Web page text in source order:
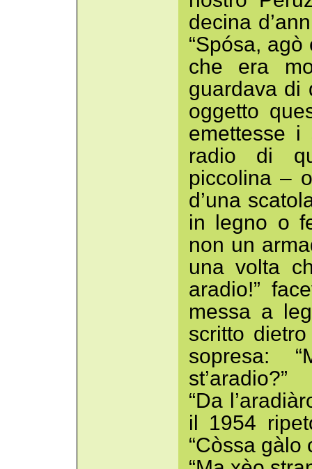
decina
“Spósa, agò
che era
guardava di
oggetto
emettesse
radio di
piccolina –
d’una
in legno o
non un
una volta
aradio!”
messa a
scritto
sopresa:
st’aradio?”
“Da
il 1954
“Còssa gàlo